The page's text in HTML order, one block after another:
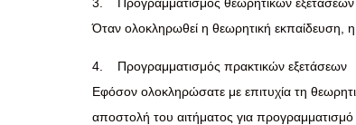
Όταν ολοκληρωθεί η θεωρητική εκπαίδευση,
4. Προγραμματισμός πρακτικών εξετάσεων
Εφόσον ολοκληρώσατε με επιτυχία τη
αποστολή του αιτήματος για προγραμματισμό